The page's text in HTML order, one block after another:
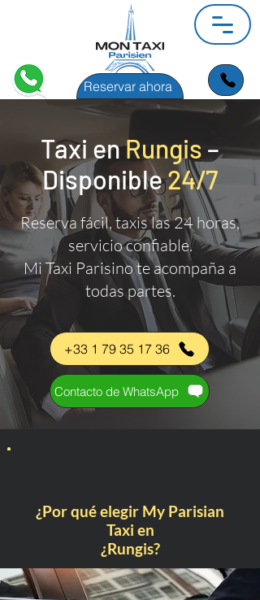
Reservar ahora
Taxi enRungis –
Disponible24/7
Reserva fácil, taxis las 24 horas,
servicio confiable.
Mi Taxi Parisino te acompaña a
todas partes.
+33 1 79 35 17 36
Contacto de WhatsApp
¿Por qué elegir My Parisian
Taxi en
¿Rungis?